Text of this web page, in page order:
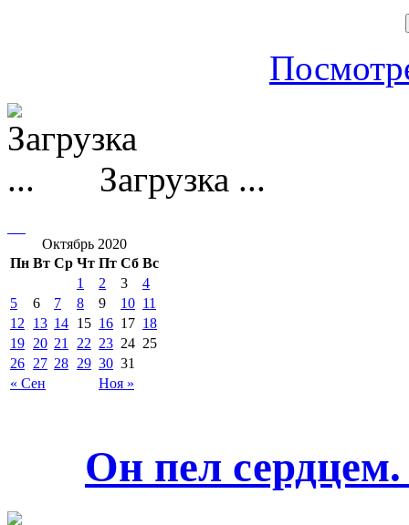
Загрузка ...
Октябрь 2020
Пн Вт Ср Чт Пт Сб Вс
« Сен Ноя »
1 2 3
4
5
6 7 8 9 10 11
12
13 14 15 16 17 18
19 20 21 22 23 24 25
26 27 28 29 30 31
Он пел